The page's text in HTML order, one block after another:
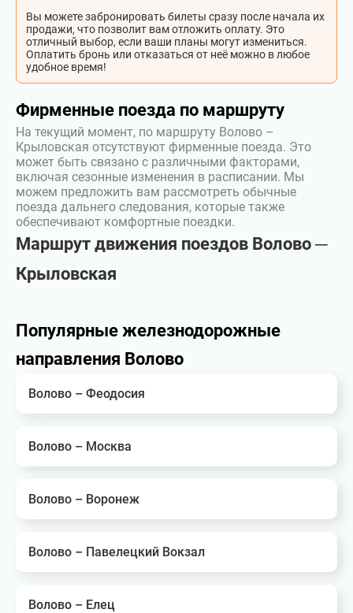
Вы можете забронировать билеты сразу после начала их
продажи, что позволит вам отложить оплату. Это
отличный выбор, если ваши планы могут измениться.
Оплатить бронь или отказаться от неё можно в любое
удобное время!
Фирменные поезда по маршруту
На текущий момент, по маршруту Волово –
Крыловская отсутствуют фирменные поезда. Это
может быть связано с различными факторами,
включая сезонные изменения в расписании. Мы
можем предложить вам рассмотреть обычные
поезда дальнего следования, которые также
обеспечивают комфортные поездки.
Маршрут движения поездов Волово ─
Крыловская
Популярные железнодорожные
направления Волово
Волово – Феодосия
Волово – Москва
Волово – Воронеж
Волово – Павелецкий Вокзал
Волово – Елец